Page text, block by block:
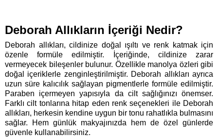
Deborah Allıkların İçeriği Nedir?
Deborah allıkları, cildinize doğal ışıltı ve renk katmak için
özenle formüle edilmiştir. İçeriğinde, cildinize zarar
vermeyecek bileşenler bulunur. Özellikle manolya özleri gibi
doğal içeriklerle zenginleştirilmiştir. Deborah allıkları ayrıca
uzun süre kalıcılık sağlayan pigmentlerle formüle edilmiştir.
Paraben içermeyen yapısıyla da cilt sağlığınızı önemser.
Farklı cilt tonlarına hitap eden renk seçenekleri ile Deborah
allıkları, herkesin kendine uygun bir tonu rahatlıkla bulmasını
sağlar. Hem günlük makyajınızda hem de özel günlerde
güvenle kullanabilirsiniz.